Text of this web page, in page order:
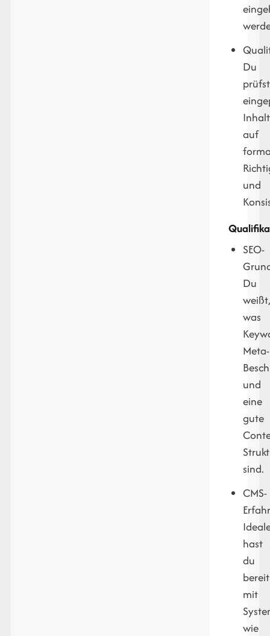
Du
prüfst
auf
und
SEO-
Du
was
Meta-
und
eine
gute
sind.
CMS-
hast
du
mit
wie